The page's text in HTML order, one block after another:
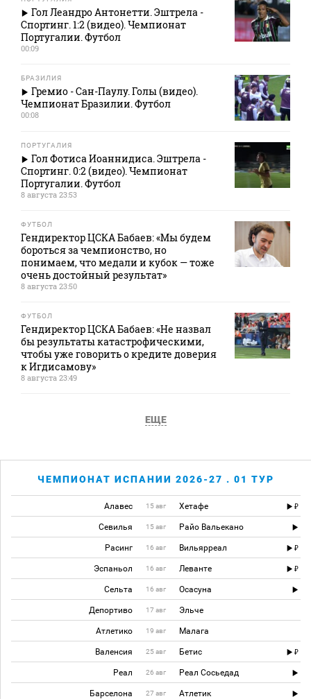
Гол Леандро Антонетти. Эштрела -
Спортинг. 1:2 (видео). Чемпионат
Португалии. Футбол
00:09
БРАЗИЛИЯ
Гремио - Сан-Паулу. Голы (видео).
Чемпионат Бразилии. Футбол
00:08
ПОРТУГАЛИЯ
Гол Фотиса Иоаннидиса. Эштрела -
Спортинг. 0:2 (видео). Чемпионат
Португалии. Футбол
8 августа 23:53
ФУТБОЛ
Гендиректор ЦСКА Бабаев: «Мы будем
бороться за чемпионство, но
понимаем, что медали и кубок — тоже
очень достойный результат»
8 августа 23:50
ФУТБОЛ
Гендиректор ЦСКА Бабаев: «Не назвал
бы результаты катастрофическими,
чтобы уже говорить о кредите доверия
к Игдисамову»
8 августа 23:49
ЕЩЕ
ЧЕМПИОНАТ ИСПАНИИ 2026-27 . 01 ТУР
Алавес 15 авг Хетафе
Севилья 15 авг Райо Вальекано
Расинг 16 авг Вильярреал
Эспаньол 16 авг Леванте
Сельта 16 авг Осасуна
Депортиво 17 авг Эльче
Атлетико 19 авг Малага
Валенсия 25 авг Бетис
Реал 26 авг Реал Сосьедад
Барселона 27 авг Атлетик